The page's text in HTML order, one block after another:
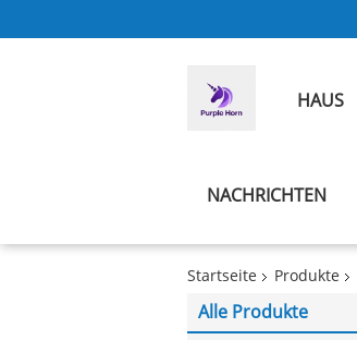
HAUS
NACHRICHTEN
Startseite Produkte
Alle Produkte